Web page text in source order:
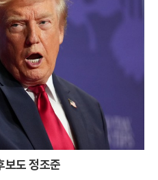
보도 정조준